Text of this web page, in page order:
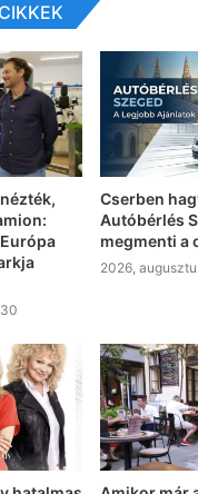
Cserben
Autóbérlés
megmenti a
2026,